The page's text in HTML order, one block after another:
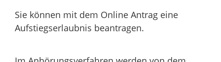
Sie können mit dem Online Antrag eine
Aufstiegserlaubnis beantragen.